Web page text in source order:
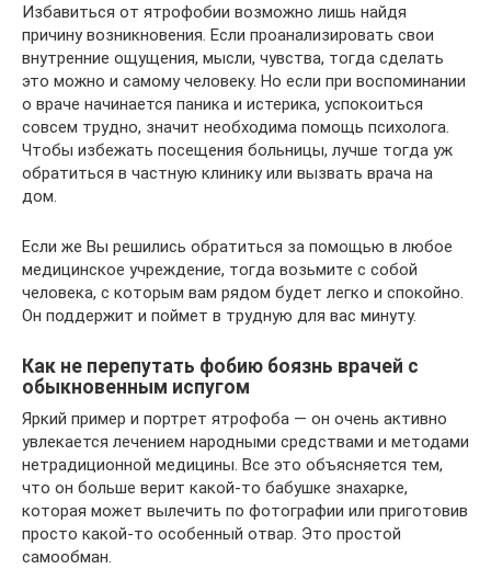
Избавиться от ятрофобии возможно лишь найдя
причину возникновения. Если проанализировать свои
внутренние ощущения, мысли, чувства, тогда сделать
это можно и самому человеку. Но если при воспоминании
о враче начинается паника и истерика, успокоиться
совсем трудно, значит необходима помощь психолога.
Чтобы избежать посещения больницы, лучше тогда уж
обратиться в частную клинику или вызвать врача на
дом.
Если же Вы решились обратиться за помощью в любое
медицинское учреждение, тогда возьмите с собой
человека, с которым вам рядом будет легко и спокойно.
Он поддержит и поймет в трудную для вас минуту.
Как не перепутать фобию боязнь врачей с
обыкновенным испугом
Яркий пример и портрет ятрофоба — он очень активно
увлекается лечением народными средствами и методами
нетрадиционной медицины. Все это объясняется тем,
что он больше верит какой-то бабушке знахарке,
которая может вылечить по фотографии или приготовив
просто какой-то особенный отвар. Это простой
самообман.